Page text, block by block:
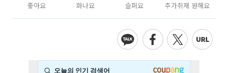
좋아요 화나요 슬퍼요 추가취재 원해요